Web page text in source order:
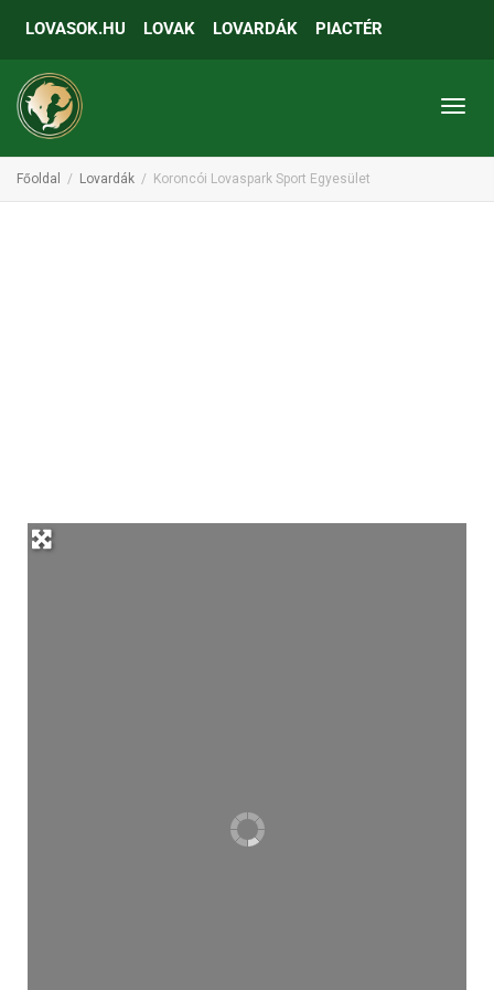
LOVASOK.HU LOVAK LOVARDÁK PIACTÉR
Főoldal Lovardák Koroncói Lovaspark Sport Egyesület